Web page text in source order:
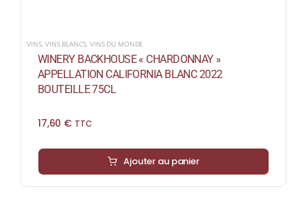
VINS,VINS BLANCS,VINS DU MONDE
WINERY BACKHOUSE « CHARDONNAY »
APPELLATION CALIFORNIA BLANC 2022
BOUTEILLE 75CL
17,60 € TTC
Ajouter au panier